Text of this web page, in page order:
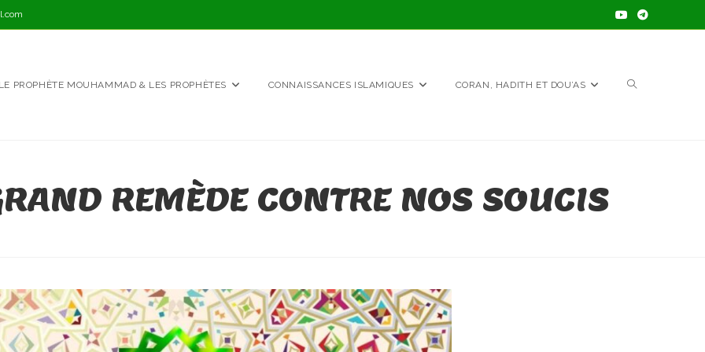
LE PROPHÈTE MOUHAMMAD & LES PROPHÈTES CONNAISSANCES ISLAMIQUES CORAN, HADITH ET DOU’AS TOGGLE
REMÈDE CONTRE NOS SOUCIS